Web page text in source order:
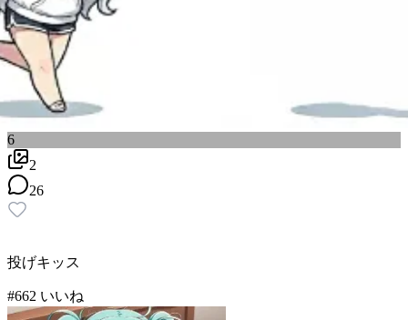
6
2
26
投げキッス
#662 いいね